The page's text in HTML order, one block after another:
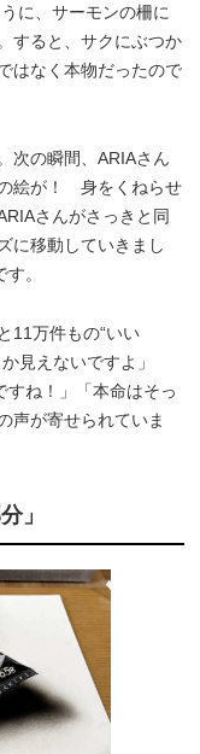
に、サーモンの柵に
すると、サクにぶつか
はなく本物だったので
次の瞬間、ARIAさん
絵が！ 身をくねらせ
さんがさっきと同
に移動していきまし
。
11万件もの“いい
見えないですよ」
ね！」「本命はそっ
声が寄せられていま
」